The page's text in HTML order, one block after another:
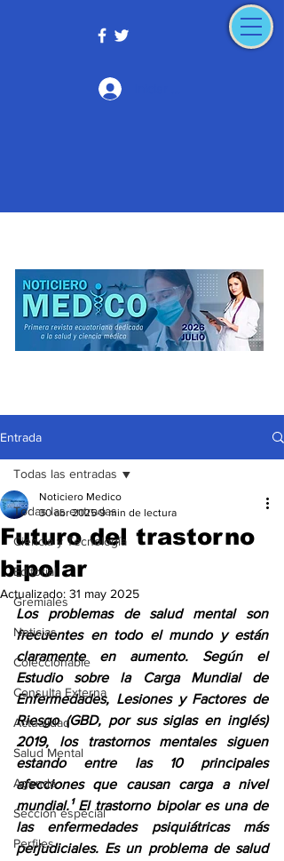
Entrada
Todas las entradas
Ciencia y Tecnología
Editorial
Gremiales
Noticias
Coleccionable
Consulta Externa
Actualidad
Salud Mental
Agenda
Sección especial
Perfiles
Todas las entradas
Futuro del trastorno
bipolar
Noticiero Medico
30 abr 2025 9 min de lectura
Actualizado: 31 may 2025
Los problemas de salud mental son
frecuentes en todo el mundo y están
claramente en aumento. Según el
Estudio sobre la Carga Mundial de
Enfermedades, Lesiones y Factores de
Riesgo (GBD, por sus siglas en inglés)
2019, los trastornos mentales siguen
estando entre las 10 principales
afecciones que causan carga a nivel
mundial.¹ El trastorno bipolar es una de
las enfermedades psiquiátricas más
perjudiciales. Es un problema de salud